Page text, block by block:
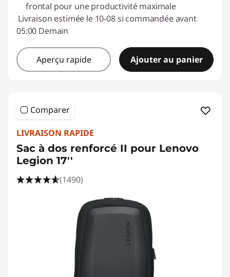
frontal pour une productivité maximale
Livraison estimée le 10-08 si commandée avant
05:00 Demain
Aperçu rapide Ajouter au panier
Comparer
LIVRAISON RAPIDE
Sac à dos renforcé II pour Lenovo
Legion 17''
(1490)